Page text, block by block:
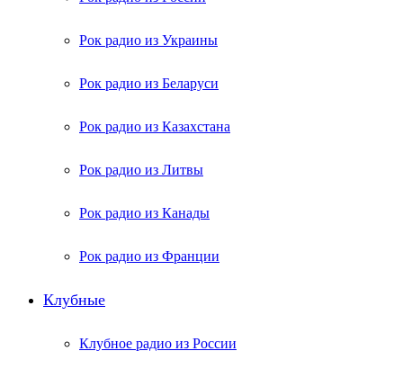
Рок радио из Украины
Рок радио из Беларуси
Рок радио из Казахстана
Рок радио из Литвы
Рок радио из Канады
Рок радио из Франции
Клубные
Клубное радио из России